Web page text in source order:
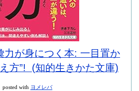
力が身につく本: 一目置か
方”! (知的生きかた文庫)
posted with ヨメレバ